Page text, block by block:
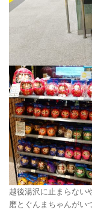
越後湯沢に止まらない
磨とぐんまちゃんがい